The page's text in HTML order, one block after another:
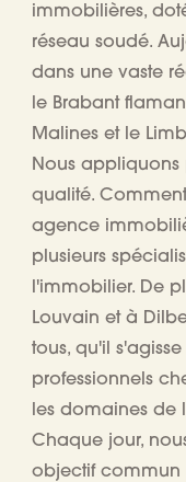
immobilières,
réseau soudé.
dans une vaste
le Brabant
Malines et le
Nous
qualité.
agence
plusieurs
l'immobilier. De
Louvain et à
tous, qu'il
professionnels
les domaines de
Chaque jour,
objectif commun